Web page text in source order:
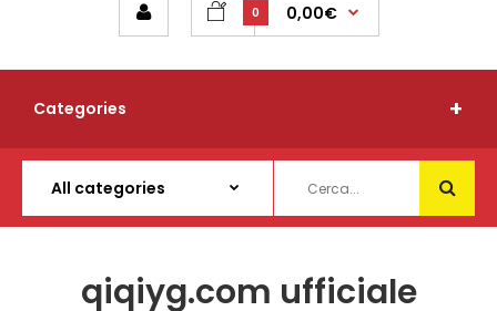
0 0,00€
Categories
qiqiyg.com ufficiale